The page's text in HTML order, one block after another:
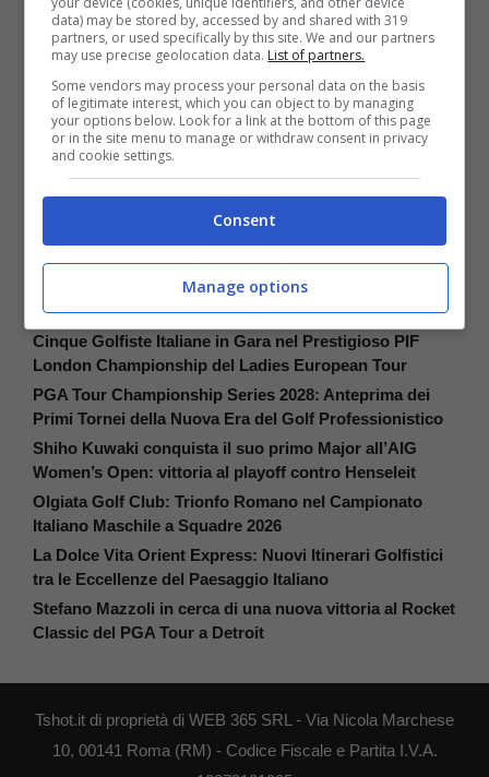
finalissima in California. Vedi anche la
bellissima Diora Baird modella-golfista
e
l’immancabilecalendario delle proette
australiane.
ARTICOLI RECENTI
Cinque Golfiste Italiane in Gara nel Prestigioso PIF
London Championship del Ladies European Tour
PGA Tour Championship Series 2028: Anteprima dei
Primi Tornei della Nuova Era del Golf Professionistico
Shiho Kuwaki conquista il suo primo Major all’AIG
Women’s Open: vittoria al playoff contro Henseleit
Olgiata Golf Club: Trionfo Romano nel Campionato
Italiano Maschile a Squadre 2026
La Dolce Vita Orient Express: Nuovi Itinerari Golfistici
tra le Eccellenze del Paesaggio Italiano
Stefano Mazzoli in cerca di una nuova vittoria al Rocket
Classic del PGA Tour a Detroit
Tshot.it di proprietà di WEB 365 SRL - Via Nicola Marchese
10, 00141 Roma (RM) - Codice Fiscale e Partita I.V.A.
data) may be stored by, accessed by and shared with 319
partners, or used specifically by this site. We and our partners
may use precise geolocation data. List of partners.
Some vendors may process your personal data on the basis
of legitimate interest, which you can object to by managing
your options below. Look for a link at the bottom of this page
or in the site menu to manage or withdraw consent in privacy
and cookie settings.
Consent
Manage options